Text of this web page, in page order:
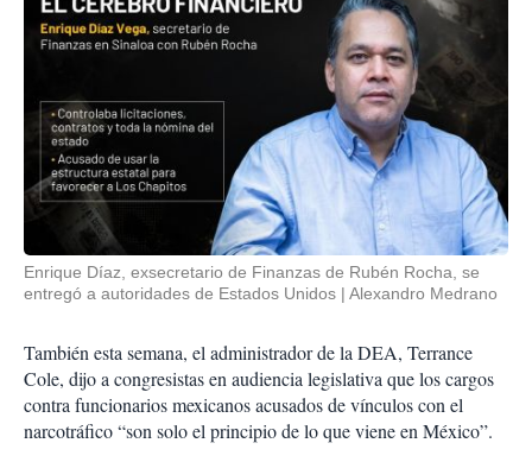
Enrique Díaz, exsecretario de Finanzas de Rubén Rocha, se
entregó a autoridades de Estados Unidos
Alexandro Medrano
También esta semana, el administrador de la DEA, Terrance
Cole, dijo a congresistas en audiencia legislativa que los cargos
contra funcionarios mexicanos acusados de vínculos con el
narcotráfico “son solo el principio de lo que viene en México”.